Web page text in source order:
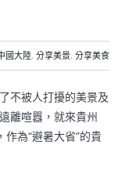
國大陸, 分享美景, 分享美食
不被人打擾的美景及
離喧囂，就來貴州
為“避暑大省”的貴